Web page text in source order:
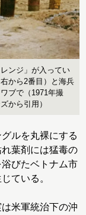
ンジ」が入ってい
から2番目）と海兵
ブで（1971年撮
から引用）
ルを丸裸にする
葉剤には猛毒の
びたベトナム市
ている。
米軍統治下の沖